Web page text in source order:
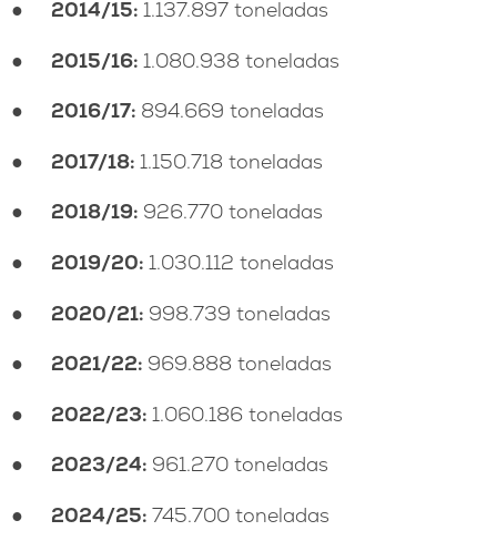
● 2014/15: 1.137.897 toneladas
● 2015/16: 1.080.938 toneladas
● 2016/17: 894.669 toneladas
● 2017/18: 1.150.718 toneladas
● 2018/19: 926.770 toneladas
● 2019/20: 1.030.112 toneladas
● 2020/21: 998.739 toneladas
● 2021/22: 969.888 toneladas
● 2022/23: 1.060.186 toneladas
● 2023/24: 961.270 toneladas
● 2024/25: 745.700 toneladas